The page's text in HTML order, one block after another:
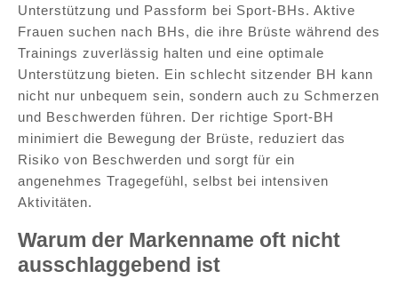
Unterstützung und Passform bei Sport-BHs. Aktive
Frauen suchen nach BHs, die ihre Brüste während des
Trainings zuverlässig halten und eine optimale
Unterstützung bieten. Ein schlecht sitzender BH kann
nicht nur unbequem sein, sondern auch zu Schmerzen
und Beschwerden führen. Der richtige Sport-BH
minimiert die Bewegung der Brüste, reduziert das
Risiko von Beschwerden und sorgt für ein
angenehmes Tragegefühl, selbst bei intensiven
Aktivitäten.
Warum der Markenname oft nicht
ausschlaggebend ist